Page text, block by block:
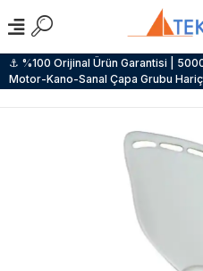
⚓ %100 Orijinal Ürün Garantisi |
Motor-Kano-Sanal Çapa Grubu